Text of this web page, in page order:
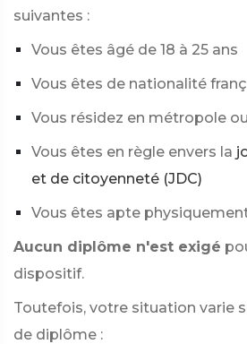
suivantes :
Vous êtes âgé de 18 à 25 ans
Vous êtes de nationalité
Vous résidez en métropole
Vous êtes en règle envers la
et de citoyenneté (JDC)
Vous êtes apte
Aucun diplôme n'est exigé
dispositif.
Toutefois, votre situation varie
de diplôme :